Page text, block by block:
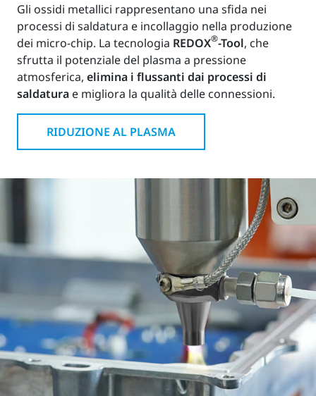
Gli ossidi metallici rappresentano una sfida nei
processi di saldatura e incollaggio nella produzione
dei micro-chip. La tecnologia REDOX®-Tool, che
sfrutta il potenziale del plasma a pressione
atmosferica, elimina i flussanti dai processi di
saldatura e migliora la qualità delle connessioni.
RIDUZIONE AL PLASMA